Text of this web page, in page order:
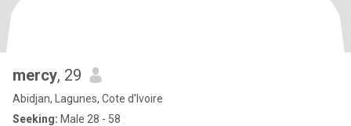
mercy, 29
Abidjan, Lagunes, Cote d'Ivoire
Seeking: Male 28 - 58